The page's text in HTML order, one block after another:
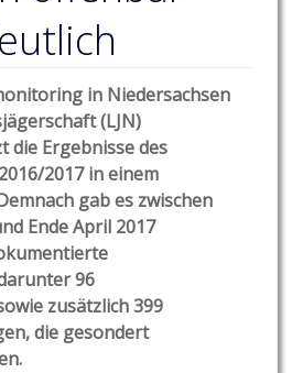
in Niedersachsen
(LJN)
die Ergebnisse des
2017 in einem
gab es zwischen
Ende April 2017
96
zusätzlich 399
die gesondert